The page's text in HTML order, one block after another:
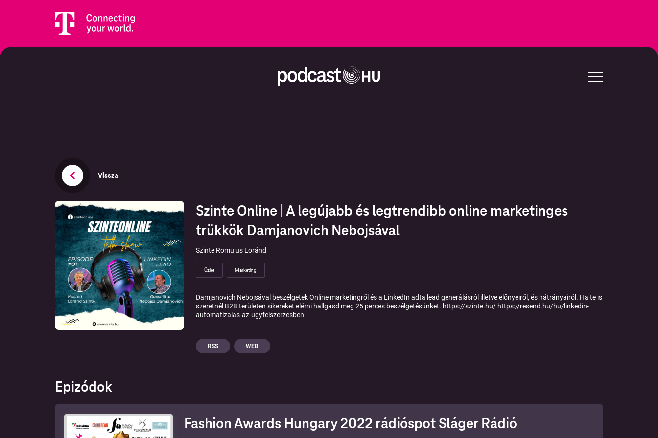
Vissza
Szinte Online | A legújabb és legtrendibb online marketinges
trükkök Damjanovich Nebojsával
Szinte Romulus Loránd
Üzlet Marketing
Damjanovich Nebojsával beszélgetek Online marketingről és a LinkedIn adta lead generálásról illetve előnyeiről, és hátrányairól. Ha te is
szeretnél B2B területen sikereket elérni hallgasd meg 25 perces beszélgetésünket. https://szinte.hu/ https://resend.hu/hu/linkedin-
automatizalas-az-ugyfelszerzesben
RSS WEB
Epizódok
Fashion Awards Hungary 2022 rádióspot Sláger Rádió